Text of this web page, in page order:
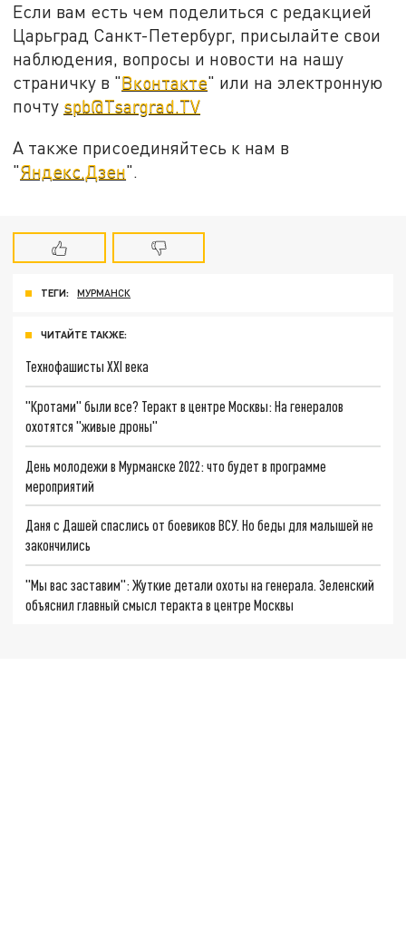
Если вам есть чем поделиться с редакцией
Царьград Санкт-Петербург, присылайте свои
наблюдения, вопросы и новости на нашу
страничку в "Вконтакте" или на электронную
почту spb@Tsargrad.TV
А также присоединяйтесь к нам в
"Яндекс.Дзен".
ТЕГИ: МУРМАНСК
ЧИТАЙТЕ ТАКЖЕ:
Технофашисты XXI века
"Кротами" были все? Теракт в центре Москвы: На генералов
охотятся "живые дроны"
День молодежи в Мурманске 2022: что будет в программе
мероприятий
Даня с Дашей спаслись от боевиков ВСУ. Но беды для малышей не
закончились
"Мы вас заставим": Жуткие детали охоты на генерала. Зеленский
объяснил главный смысл теракта в центре Москвы